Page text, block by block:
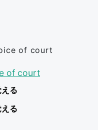
of court
of court
る
る